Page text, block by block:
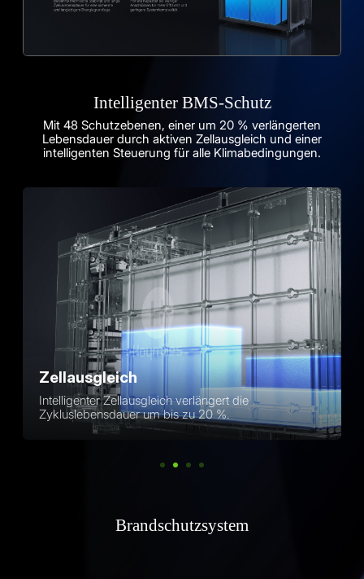
Intelligenter BMS-Schutz
Mit 48 Schutzebenen, einer um 20 % verlängerten
Lebensdauer durch aktiven Zellausgleich und einer
intelligenten Steuerung für alle Klimabedingungen.
Zellausgleich
Intelligenter Zellausgleich verlängert die
Zykluslebensdauer um bis zu 20 %.
Brandschutzsystem